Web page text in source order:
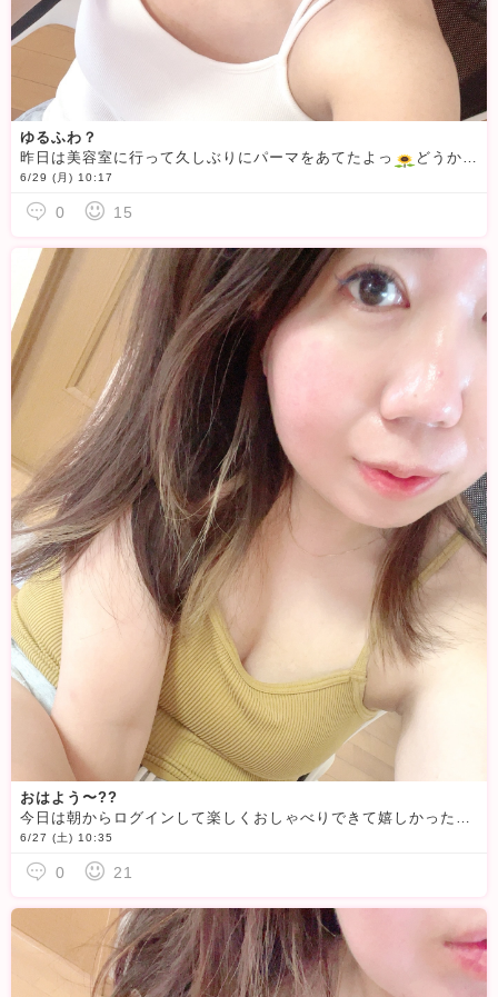
ゆるふわ？
昨日は美容室に行って久しぶりにパーマをあてたよっ
どうかなあ、、どきどき
6/29 (月) 10:17
0 15
おはよう〜??
今日は朝からログインして楽しくおしゃべりできて嬉しかった
6/27 (土) 10:35
0 21